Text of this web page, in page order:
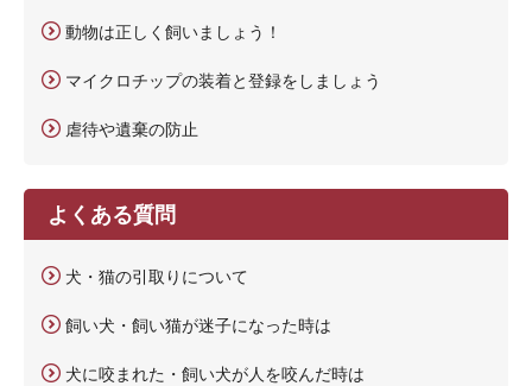
動物は正しく飼いましょう！
マイクロチップの装着と登録をしましょう
虐待や遺棄の防止
よくある質問
犬・猫の引取りについて
飼い犬・飼い猫が迷子になった時は
犬に咬まれた・飼い犬が人を咬んだ時は